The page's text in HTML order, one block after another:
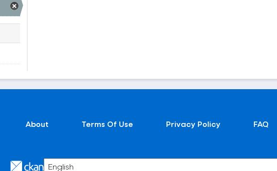
About Terms Of Use Privacy Policy FAQ